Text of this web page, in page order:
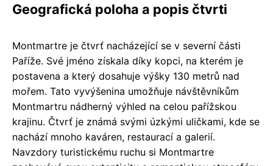
Geografická poloha a popis čtvrti
Montmartre je čtvrť nacházející se v severní části
Paříže. Své jméno získala díky kopci, na kterém je
postavena a který dosahuje výšky 130 metrů nad
mořem. Tato vyvýšenina umožňuje návštěvníkům
Montmartru nádherný výhled na celou pařížskou
krajinu. Čtvrť je známá svými úzkými uličkami, kde se
nachází mnoho kaváren, restaurací a galerií.
Navzdory turistickému ruchu si Montmartre